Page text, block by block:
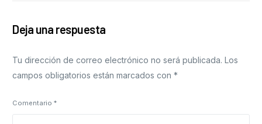
Deja una respuesta
Tu dirección de correo electrónico no será publicada. Los
campos obligatorios están marcados con*
Comentario*